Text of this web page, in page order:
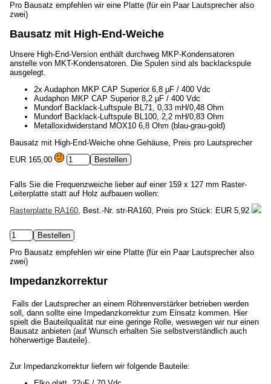
Pro Bausatz empfehlen wir eine Platte (für ein Paar Lautsprecher also
zwei)
Bausatz mit High-End-Weiche
Unsere High-End-Version enthält durchweg MKP-Kondensatoren
anstelle von MKT-Kondensatoren. Die Spulen sind als backlackspule
ausgelegt.
2x Audaphon MKP CAP Superior 6,8 μF / 400 Vdc
Audaphon MKP CAP Superior 8,2 μF / 400 Vdc
Mundorf Backlack-Luftspule BL71, 0,33 mH/0,48 Ohm
Mundorf Backlack-Luftspule BL100, 2,2 mH/0,83 Ohm
Metalloxidwiderstand MOX10 6,8 Ohm (blau-grau-gold)
Bausatz mit High-End-Weiche ohne Gehäuse, Preis pro Lautsprecher
EUR 165,00
Falls Sie die Frequenzweiche lieber auf einer 159 x 127 mm Raster-
Leiterplatte statt auf Holz aufbauen wollen:
Rasterplatte RA160, Best.-Nr. str-RA160, Preis pro Stück: EUR 5,92
Pro Bausatz empfehlen wir eine Platte (für ein Paar Lautsprecher also
zwei)
Impedanzkorrektur
Falls der Lautsprecher an einem Röhrenverstärker betrieben werden
soll, dann sollte eine Impedanzkorrektur zum Einsatz kommen. Hier
spielt die Bauteilqualität nur eine geringe Rolle, weswegen wir nur einen
Bausatz anbieten (auf Wunsch erhalten Sie selbstverständlich auch
höherwertige Bauteile).
Zur Impedanzkorrektur liefern wir folgende Bauteile: